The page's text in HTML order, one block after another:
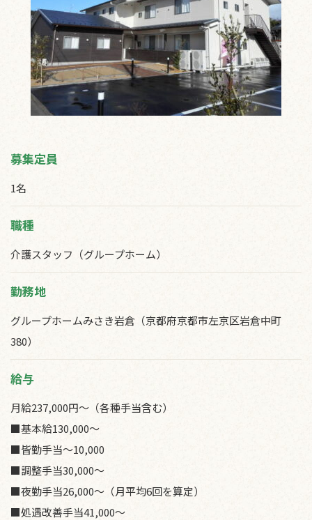
募集定員
1名
職種
介護スタッフ（グループホーム）
勤務地
グループホームみさき岩倉（京都府京都市左京区岩倉中町
380）
給与
月給237,000円～（各種手当含む）
■基本給130,000～
■皆勤手当～10,000
■調整手当30,000～
■夜勤手当26,000～（月平均6回を算定）
■処遇改善手当41,000～